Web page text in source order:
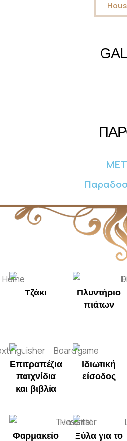
Τζάκι
Πλυντήριo
πιάτων
Επιτραπέζια
παιχνίδια
και βιβλία
Ιδιωτική
είσοδος
Φαρμακείο
Ξύλα για το